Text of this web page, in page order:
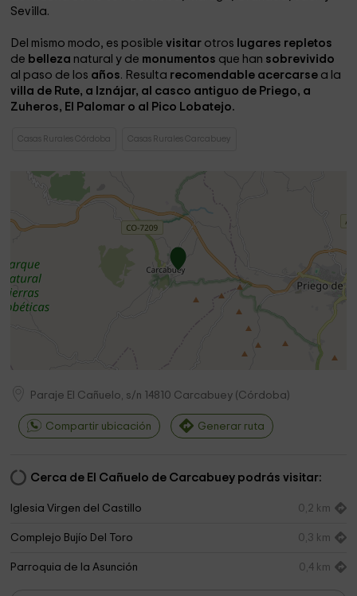
Sevilla.
Del mismo modo, es posiblevisitar otros lugares repletos
de belleza natural y de monumentos que han sobrevivido
al paso de los años. Resulta recomendable acercarse a la
villa de Rute, a Iznájar, al casco antiguo de Priego, a
Zuheros, El Palomar o al Pico Lobatejo.
Casas Rurales Córdoba Casas Rurales Carcabuey
Paraje El Cañuelo, s/n 14810 Carcabuey (Córdoba)
Compartir ubicación Generar ruta
Cerca de El Cañuelo de Carcabuey podrás visitar:
Iglesia Virgen del Castillo 0,2 km
Complejo Bujío Del Toro 0,3 km
Parroquia de la Asunción 0,4 km